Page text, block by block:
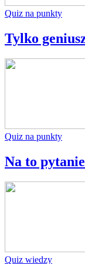
Quiz na punkty
Tylko
Quiz na punkty
Na to
Quiz wiedzy